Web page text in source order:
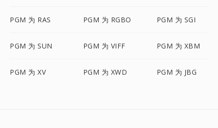
PGM 为 RAS PGM 为 RGBO PGM 为 SGI
PGM 为 SUN PGM 为 VIFF PGM 为 XBM
PGM 为 XV PGM 为 XWD PGM 为 JBG